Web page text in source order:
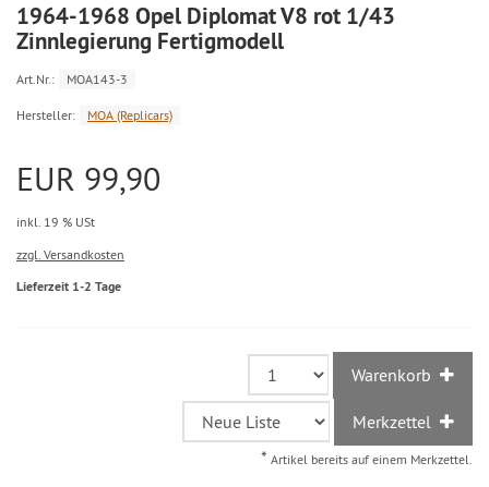
1964-1968 Opel Diplomat V8 rot 1/43
Zinnlegierung Fertigmodell
Art.Nr.: MOA143-3
Hersteller: MOA (Replicars)
EUR 99,90
inkl. 19 % USt
zzgl. Versandkosten
Lieferzeit 1-2 Tage
Warenkorb
Merkzettel
* Artikel bereits auf einem Merkzettel.